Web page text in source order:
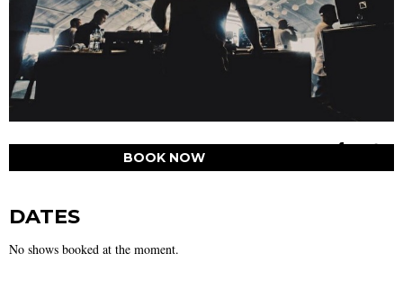
BOOK NOW
DATES
No shows booked at the moment.